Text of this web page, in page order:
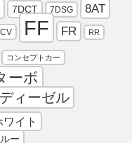
7DCT 7DSG 8AT
FF FR RR
コンセプトカー
ーボ
ディーゼル
イト
ー